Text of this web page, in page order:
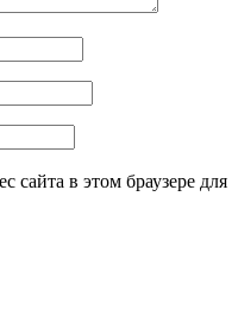
сайта в этом браузере для